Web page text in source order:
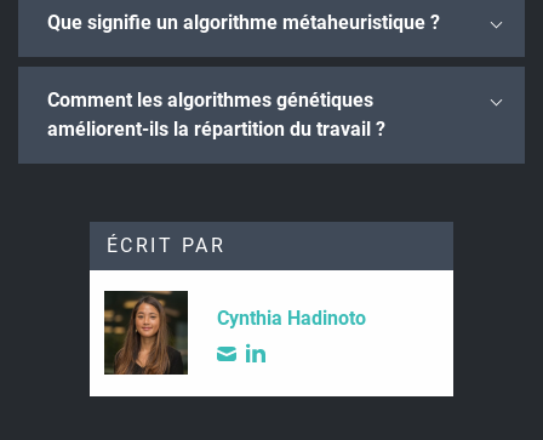
Que signifie un algorithme métaheuristique ?
Comment les algorithmes génétiques
améliorent-ils la répartition du travail ?
ÉCRIT PAR
Cynthia Hadinoto